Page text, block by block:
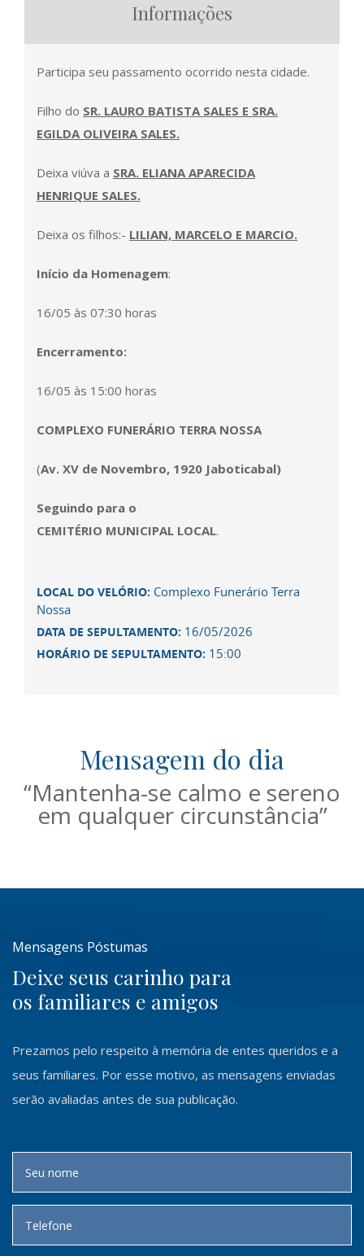
Informações
Participa seu passamento ocorrido nesta cidade.
Filho do SR. LAURO BATISTA SALES E SRA.
EGILDA OLIVEIRA SALES.
Deixa viúva a SRA. ELIANA APARECIDA
HENRIQUE SALES.
Deixa os filhos:- LILIAN, MARCELO E MARCIO.
Início da Homenagem:
16/05 às 07:30 horas
Encerramento:
16/05 às 15:00 horas
COMPLEXO FUNERÁRIO TERRA NOSSA
(Av. XV de Novembro, 1920 Jaboticabal)
Seguindo para o
CEMITÉRIO MUNICIPAL LOCAL.
LOCAL DO VELÓRIO: Complexo Funerário Terra
Nossa
DATA DE SEPULTAMENTO: 16/05/2026
HORÁRIO DE SEPULTAMENTO: 15:00
Mensagem do dia
“Mantenha-se calmo e sereno
em qualquer circunstância”
Mensagens Póstumas
Deixe seus carinho para
os familiares e amigos
Prezamos pelo respeito à memória de entes queridos e a
seus familiares. Por esse motivo, as mensagens enviadas
serão avaliadas antes de sua publicação.